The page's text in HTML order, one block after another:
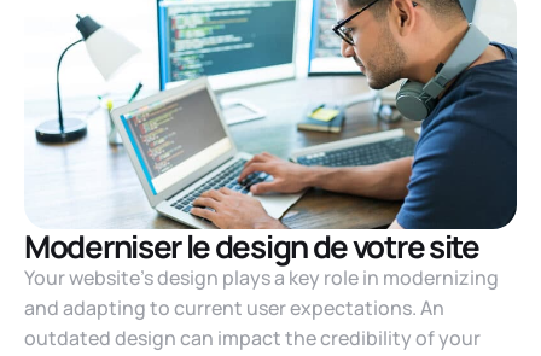
Moderniser le design de votre site
Your website’s design plays a key role in modernizing
and adapting to current user expectations. An
outdated design can impact the credibility of your